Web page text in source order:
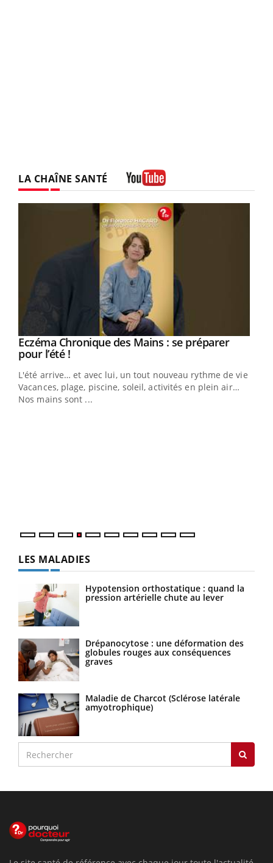
LA CHAÎNE SANTÉ
Youtube
Eczéma Chronique des Mains : se préparer
pour l’été !Youtube
L'été arrive… et avec lui, un tout nouveau rythme de vie !
Vacances, plage, piscine, soleil, activités en plein air…
Nos mains sont ...
Youtube
Diabète & Ramadan 2026Youtube
Le Ramadan approche, et, pour de nombreuses
personnes atteintes de diabète, c'est une période de
questions, de défis, mais ...
LES MALADIES
Hypotension orthostatique : quand la
pression artérielle chute au lever
Drépanocytose : une déformation des
globules rouges aux conséquences
graves
Maladie de Charcot (Sclérose latérale
amyotrophique)